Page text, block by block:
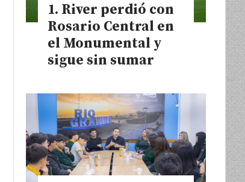
River perdió con
Rosario Central en
el Monumental y
sigue sin sumar